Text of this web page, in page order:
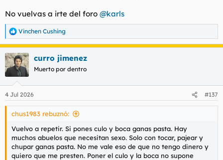
No vuelvas a irte del foro @karls
R
e
a
c
c
e
s
Vinchen Cushing
curro jimenez
Muerto por dentro
4 Jul 2026 #137
chus1983 rebuznó:
Vuelvo a repetir. Si pones culo y boca ganas pasta. Hay
muchos abuelos que necesitan sexo. Solo con tocar, pajear y
chupar ganas pasta. No me vale eso de que no tengo dinero y
quiero que me presten. Poner el culo y la boca no supone